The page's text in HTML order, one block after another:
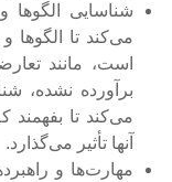
شناسایی
می‌کند تا الگوها
است، مانند
برآورده نشده،
می‌کند تا بفهمند
آنها تأثیر می‌گذارد.
مهارت‌ها و